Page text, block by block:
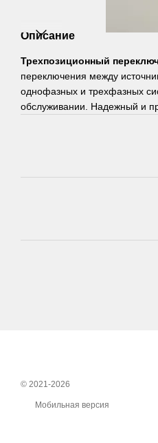
Описание
Трехпозиционный
переключения между
однофазных и трехфазных
обслуживании. Надежный и
© 2021-2026
Мобильная версия